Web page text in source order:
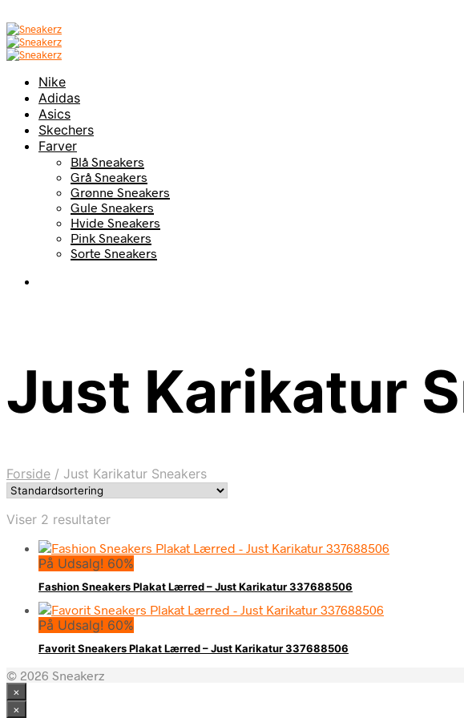
Nike
Adidas
Asics
Skechers
Farver
Blå Sneakers
Grå Sneakers
Grønne Sneakers
Gule Sneakers
Hvide Sneakers
Pink Sneakers
Sorte Sneakers
Just Karikatur
Forside / Just Karikatur Sneakers
Viser 2 resultater
På Udsalg! 60%
Fashion Sneakers Plakat Lærred – Just Karikatur 337688506
På Udsalg! 60%
Favorit Sneakers Plakat Lærred – Just Karikatur 337688506
© 2026 Sneakerz
×
×